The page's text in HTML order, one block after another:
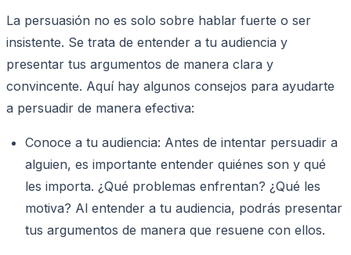
La persuasión no es solo sobre hablar fuerte o ser
insistente. Se trata de entender a tu audiencia y
presentar tus argumentos de manera clara y
convincente. Aquí hay algunos consejos para ayudarte
a persuadir de manera efectiva:
Conoce a tu audiencia: Antes de intentar persuadir a
alguien, es importante entender quiénes son y qué
les importa. ¿Qué problemas enfrentan? ¿Qué les
motiva? Al entender a tu audiencia, podrás presentar
tus argumentos de manera que resuene con ellos.